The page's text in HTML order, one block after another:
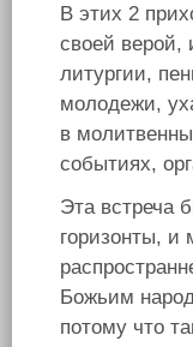
В этих 2
своей верой,
литургии,
молодежи,
в
событиях,
Эта встреча
горизонты, и
Божьим
потому что